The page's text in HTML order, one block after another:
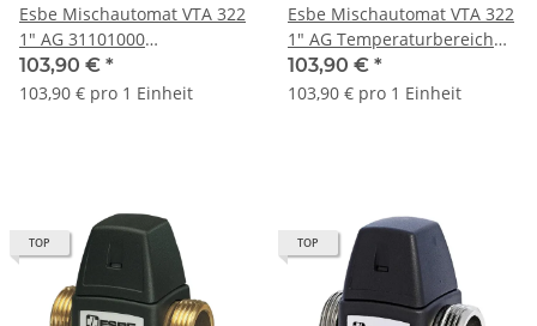
Esbe Mischautomat VTA 322
1" AG 31101000
Temperaturbereich [°C] 35 ..
60
103,90 € *
103,90 € pro 1 Einheit
Esbe Mischautomat VTA 322
1" AG Temperaturbereich
[°C] 20 .. 43
103,90 € *
103,90 € pro 1 Einheit
TOP TOP